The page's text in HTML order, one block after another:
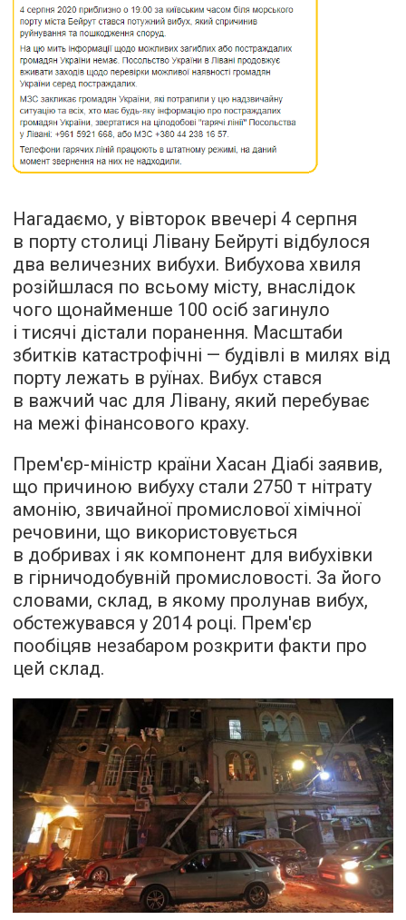
Нагадаємо, у вівторок ввечері 4 серпня
в порту столиці Лівану Бейруті відбулося
два величезних вибухи. Вибухова хвиля
розійшлася по всьому місту, внаслідок
чого щонайменше 100 осіб загинуло
і тисячі дістали поранення. Масштаби
збитків катастрофічні — будівлі в милях від
порту лежать в руїнах. Вибух стався
в важчий час для Лівану, який перебуває
на межі фінансового краху.
Прем'єр-міністр країни Хасан Діабі заявив,
що причиною вибуху стали 2750 т нітрату
амонію, звичайної промислової хімічної
речовини, що використовується
в добривах і як компонент для вибухівки
в гірничодобувній промисловості. За його
словами, склад, в якому пролунав вибух,
обстежувався у 2014 році. Прем'єр
пообіцяв незабаром розкрити факти про
цей склад.